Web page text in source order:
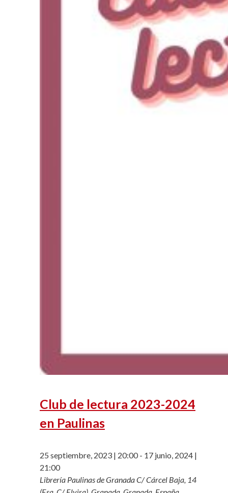
Club de lectura 2023-2024
en Paulinas
25 septiembre, 2023 | 20:00- 17 junio, 2024 |
21:00
Librería Paulinas de GranadaC/ Cárcel Baja, 14